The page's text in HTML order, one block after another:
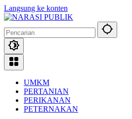
Langsung ke konten
UMKM
PERTANIAN
PERIKANAN
PETERNAKAN